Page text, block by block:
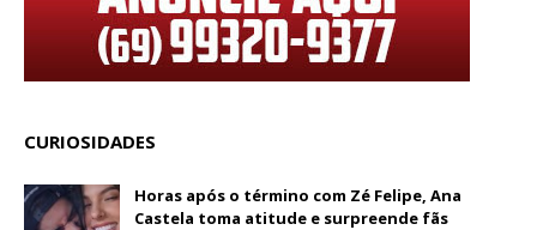
CURIOSIDADES
Horas após o término com Zé Felipe, Ana
Castela toma atitude e surpreende fãs